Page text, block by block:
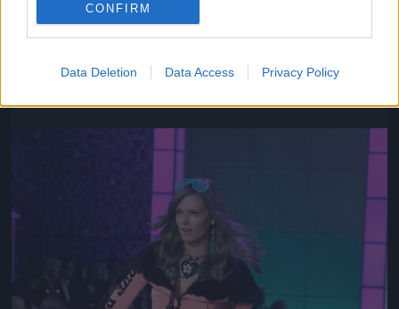
CONFIRM
Data Deletion Data Access Privacy Policy
Az ő neve Chanel Iman
Fotó: Gregory Pace / Beimages / Northfoto
Jön még kép!